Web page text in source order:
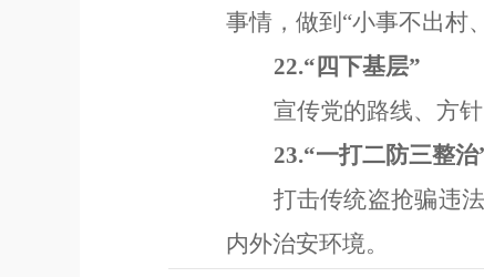
事情，做到 “小事不出村
22.“ 四下基层”
宣传党的路线、方
23.“一打二防三整治
打击传统盗抢骗违
内外治安环境。